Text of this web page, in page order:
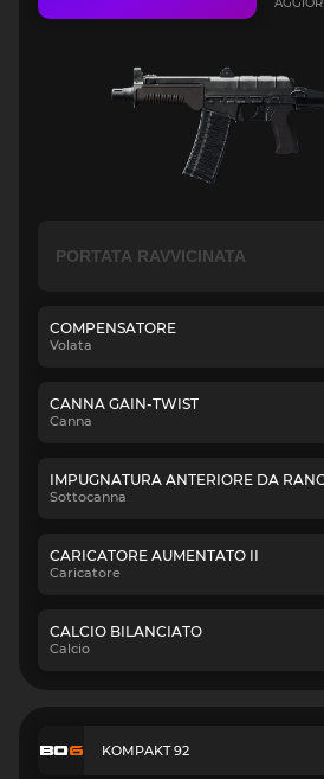
COMPENSATORE
Volata
CANNA GAIN-TWIST
Canna
IMPUGNATURA ANTERIORE DA
Sottocanna
CARICATORE AUMENTATO II
Caricatore
CALCIO BILANCIATO
Calcio
KOMPAKT 92